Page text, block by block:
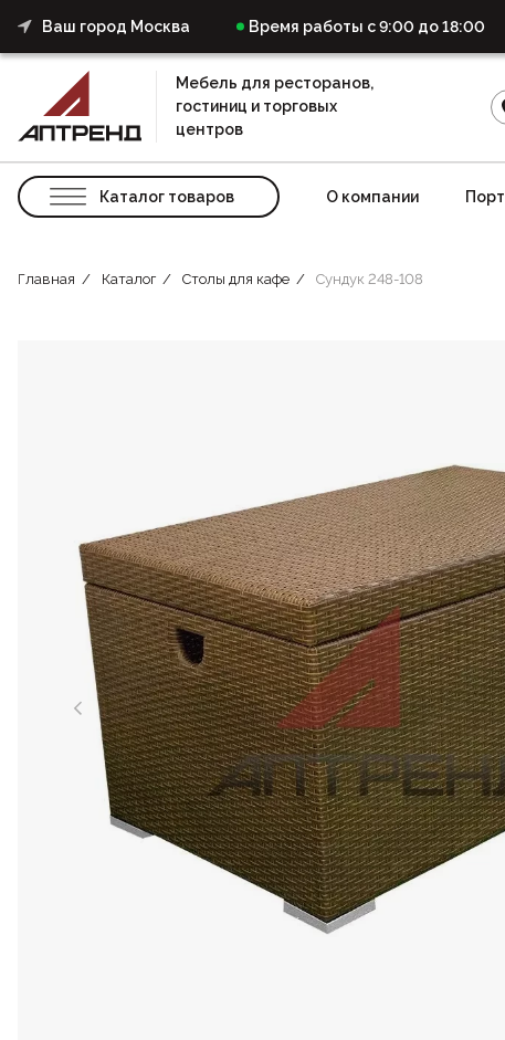
Ваш город Москва Время работы с 9:00 до 18:00
Мебель для ресторанов,
гостиниц и торговых
центров
Каталог товаров О компании
Главная Каталог Столы для кафе Сундук 248-108